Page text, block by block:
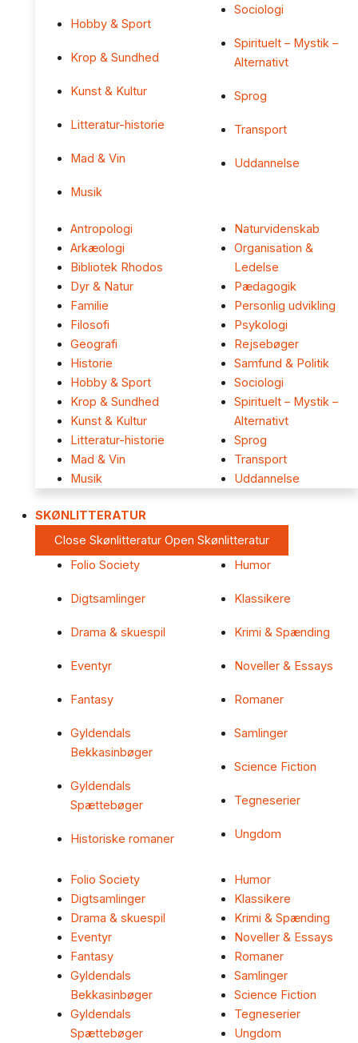
Hobby & Sport
Krop & Sundhed
Kunst & Kultur
Litteratur-historie
Mad & Vin
Musik
Sociologi
Spirituelt – Mystik –
Alternativt
Sprog
Transport
Uddannelse
Antropologi
Arkæologi
Bibliotek Rhodos
Dyr & Natur
Familie
Filosofi
Geografi
Historie
Hobby & Sport
Krop & Sundhed
Kunst & Kultur
Litteratur-historie
Mad & Vin
Musik
Naturvidenskab
Organisation &
Ledelse
Pædagogik
Personlig udvikling
Psykologi
Rejsebøger
Samfund & Politik
Sociologi
Spirituelt – Mystik –
Alternativt
Sprog
Transport
Uddannelse
SKØNLITTERATUR
Close Skønlitteratur Open Skønlitteratur
Folio Society
Digtsamlinger
Drama & skuespil
Eventyr
Fantasy
Gyldendals
Bekkasinbøger
Gyldendals
Spættebøger
Historiske romaner
Humor
Klassikere
Krimi & Spænding
Noveller & Essays
Romaner
Samlinger
Science Fiction
Tegneserier
Ungdom
Folio Society
Digtsamlinger
Drama & skuespil
Eventyr
Fantasy
Gyldendals
Bekkasinbøger
Gyldendals
Spættebøger
Humor
Klassikere
Krimi & Spænding
Noveller & Essays
Romaner
Samlinger
Science Fiction
Tegneserier
Ungdom